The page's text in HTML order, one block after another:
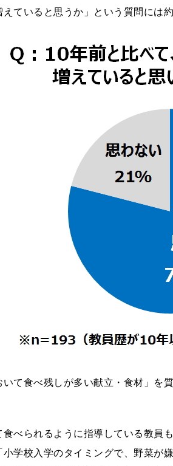
ていると思うか」という質問には
いて食べ残しが多い献立・食材」を
食べられるように指導している教員
学校入学のタイミングで、野菜が